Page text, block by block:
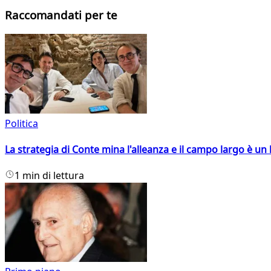
Raccomandati per te
Politica
La strategia di Conte mina l'alleanza e il campo largo è
1 min di lettura